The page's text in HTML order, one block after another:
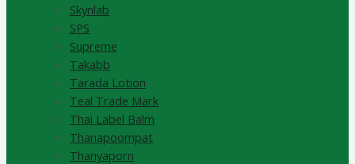
Skynlab
SPS
Supreme
Takabb
Tarada Lotion
Teal Trade Mark
Thai Label Balm
Thanapoompat
Thanyaporn